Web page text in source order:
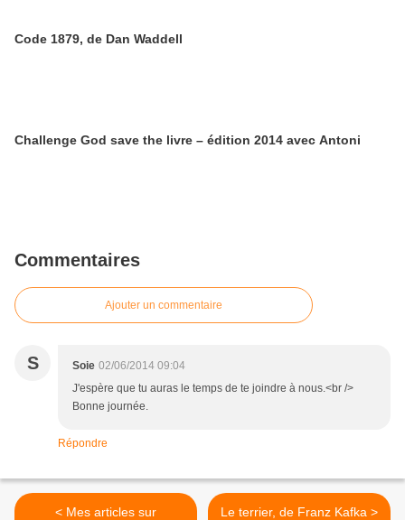
Code 1879, de Dan Waddell
Challenge God save the livre – édition 2014 avec Antoni
Commentaires
Ajouter un commentaire
S Soie 02/06/2014 09:04
J'espère que tu auras le temps de te joindre à nous.<br />
Bonne journée.
Répondre
< Mes articles sur Le terrier, de Franz Kafka >